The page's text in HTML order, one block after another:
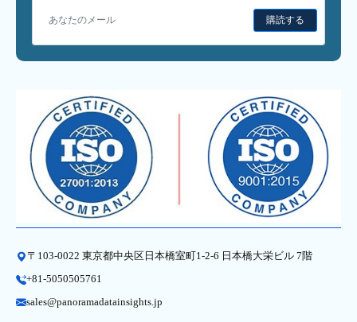
購読する
〒103-0022 東京都中央区日本橋室町1-2-6 日本橋大栄ビル 7階
+81-5050505761
sales@panoramadatainsights.jp